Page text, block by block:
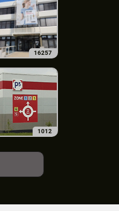
16257
1012